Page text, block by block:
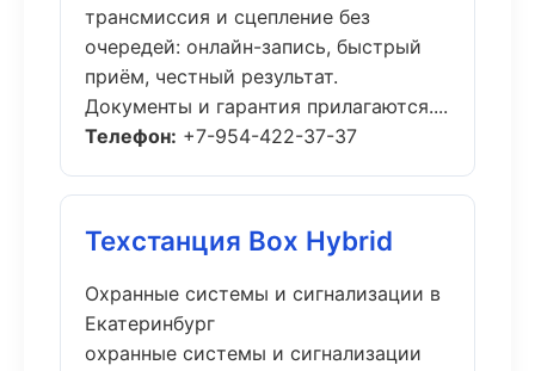
трансмиссия и сцепление без
очередей: онлайн-запись, быстрый
приём, честный результат.
Документы и гарантия прилагаются....
Телефон: +7-954-422-37-37
Техстанция Box Hybrid
Охранные системы и сигнализации в
Екатеринбург
охранные системы и сигнализации